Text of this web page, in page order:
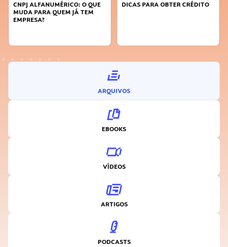
ALFANUMÉRICO: O QUE
PARA QUEM JÁ TEM
DICAS PARA OBTER CRÉDITO
ARQUIVOS
EBOOKS
VÍDEOS
ARTIGOS
PODCASTS